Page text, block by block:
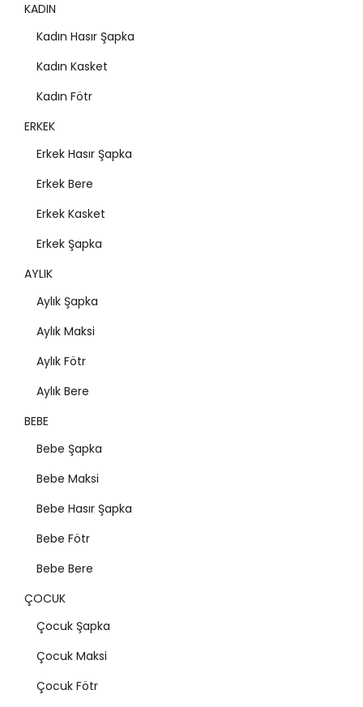
KADIN
Kadın Hasır Şapka
Kadın Kasket
Kadın Fötr
ERKEK
Erkek Hasır Şapka
Erkek Bere
Erkek Kasket
Erkek Şapka
AYLIK
Aylık Şapka
Aylık Maksi
Aylık Fötr
Aylık Bere
BEBE
Bebe Şapka
Bebe Maksi
Bebe Hasır Şapka
Bebe Fötr
Bebe Bere
ÇOCUK
Çocuk Şapka
Çocuk Maksi
Çocuk Fötr